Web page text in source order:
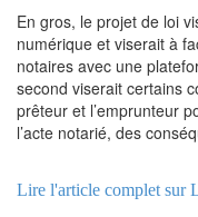
En gros, le projet de loi
numérique et viserait à
notaires avec une
second viserait certains
prêteur et l’emprunteur
l’acte notarié, des
Lire l'article complet sur